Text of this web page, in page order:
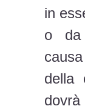
in
o da
della